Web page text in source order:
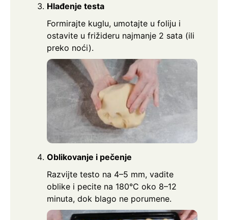
Hlađenje testa
Formirajte kuglu, umotajte u foliju i
ostavite u frižideru najmanje 2 sata (ili
preko noći).
Oblikovanje i pečenje
Razvijte testo na 4–5 mm, vadite
oblike i pecite na 180°C oko 8–12
minuta, dok blago ne porumene.